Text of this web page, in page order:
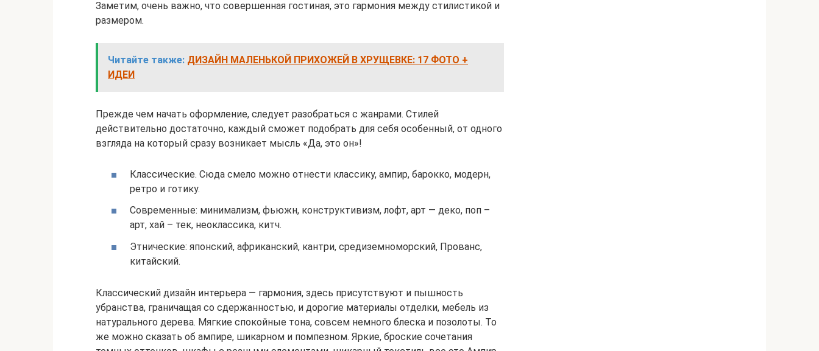
Заметим, очень важно, что совершенная гостиная, это гармония между стилистикой и
размером.
Читайте также: ДИЗАЙН МАЛЕНЬКОЙ ПРИХОЖЕЙ В ХРУЩЕВКЕ: 17 ФОТО +
ИДЕИ
Прежде чем начать оформление, следует разобраться с жанрами. Стилей
действительно достаточно, каждый сможет подобрать для себя особенный, от одного
взгляда на который сразу возникает мысль «Да, это он»!
Классические. Сюда смело можно отнести классику, ампир, барокко, модерн,
ретро и готику.
Современные: минимализм, фьюжн, конструктивизм, лофт, арт — деко, поп –
арт, хай – тек, неоклассика, китч.
Этнические: японский, африканский, кантри, средиземноморский, Прованс,
китайский.
Классический дизайн интерьера — гармония, здесь присутствуют и пышность
убранства, граничащая со сдержанностью, и дорогие материалы отделки, мебель из
натурального дерева. Мягкие спокойные тона, совсем немного блеска и позолоты. То
же можно сказать об ампире, шикарном и помпезном. Яркие, броские сочетания